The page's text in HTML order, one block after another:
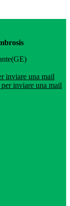
inviare una mail
inviare una mail